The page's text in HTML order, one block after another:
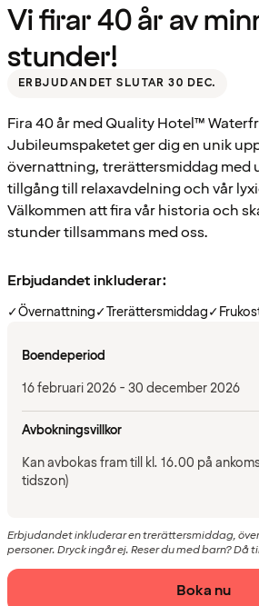
Vi firar 40 år av
stunder!
ERBJUDANDET SLUTAR 30 DEC.
Fira 40 år med Quality Hotel™
Jubileumspaketet ger dig en unik
övernattning, trerättersmiddag med
tillgång till relaxavdelning och vår
Välkommen att fira vår historia och
stunder tillsammans med oss.
Erbjudandet inkluderar:
✓Övernattning✓Trerättersmiddag✓
Boendeperiod
16 februari 2026 - 30 december 2026
Avbokningsvillkor
Kan avbokas fram till kl. 16.00 på
tidszon)
Erbjudandet inkluderar en trerättersmiddag,
personer. Dryck ingår ej. Reser du med barn? Då
Boka nu